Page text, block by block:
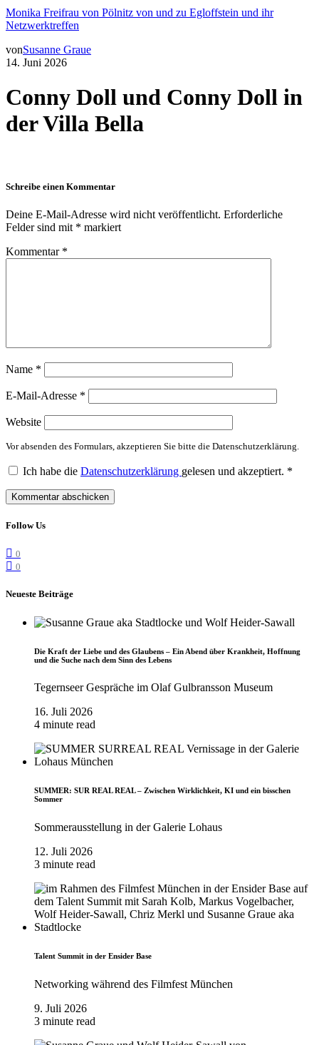
Monika Freifrau von Pölnitz von und zu Egloffstein und ihr
Netzwerktreffen
vonSusanne Graue
14. Juni 2026
Conny Doll und Conny Doll in
der Villa Bella
Schreibe einen Kommentar
Deine E-Mail-Adresse wird nicht veröffentlicht. Erforderliche
Felder sind mit * markiert
Kommentar *
Name *
E-Mail-Adresse *
Website
Vor absenden des Formulars, akzeptieren Sie bitte die Datenschutzerklärung.
Ich habe die Datenschutzerklärung gelesen und akzeptiert. *
Follow Us
0
0
Neueste Beiträge
Die Kraft der Liebe und des Glaubens – Ein Abend über Krankheit, Hoffnung
und die Suche nach dem Sinn des Lebens
Tegernseer Gespräche im Olaf Gulbransson Museum
16. Juli 2026
4 minute read
SUMMER: SUR REAL REAL – Zwischen Wirklichkeit, KI und ein bisschen
Sommer
Sommerausstellung in der Galerie Lohaus
12. Juli 2026
3 minute read
Talent Summit in der Ensider Base
Networking während des Filmfest München
9. Juli 2026
3 minute read